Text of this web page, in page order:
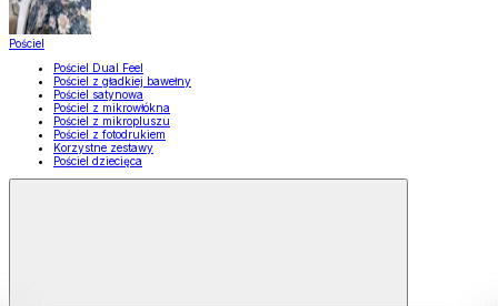
Pościel
Pościel Dual Feel
Pościel z gładkiej bawełny
Pościel satynowa
Pościel z mikrowłókna
Pościel z mikropluszu
Pościel z fotodrukiem
Korzystne zestawy
Pościel dziecięca